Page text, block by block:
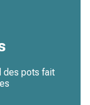
des pots fait